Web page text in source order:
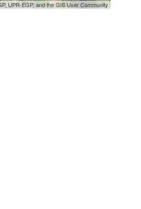
UPR-EGP, and the GIS User Community